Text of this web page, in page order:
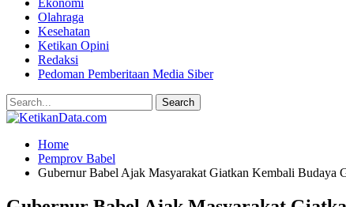
Ekonomi
Olahraga
Kesehatan
Ketikan Opini
Redaksi
Pedoman Pemberitaan Media Siber
Home
Pemprov Babel
Gubernur Babel Ajak Masyarakat Giatkan Kembali Budaya